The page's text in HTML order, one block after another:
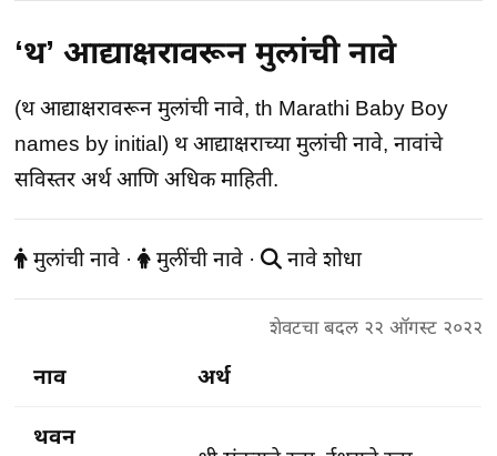
‘थ’ आद्याक्षरावरून मुलांची नावे
(थ आद्याक्षरावरून मुलांची नावे, th Marathi Baby Boy
names by initial) थ आद्याक्षराच्या मुलांची नावे, नावांचे
सविस्तर अर्थ आणि अधिक माहिती.
मुलांची नावे · मुलींची नावे · नावे शोधा
शेवटचा बदल २२ ऑगस्ट २०२२
नाव अर्थ
थवन